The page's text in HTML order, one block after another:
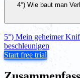
4°) Wie baut man
5°) Mein geheimer
beschleunigen
Start free trial